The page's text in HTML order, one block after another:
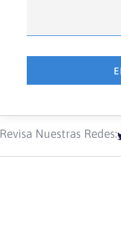
Revisa Nuestras Redes: